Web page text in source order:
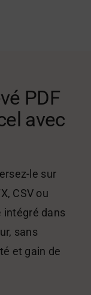
PDF
avec
le sur
CSV ou
intégré dans
sans
et gain de